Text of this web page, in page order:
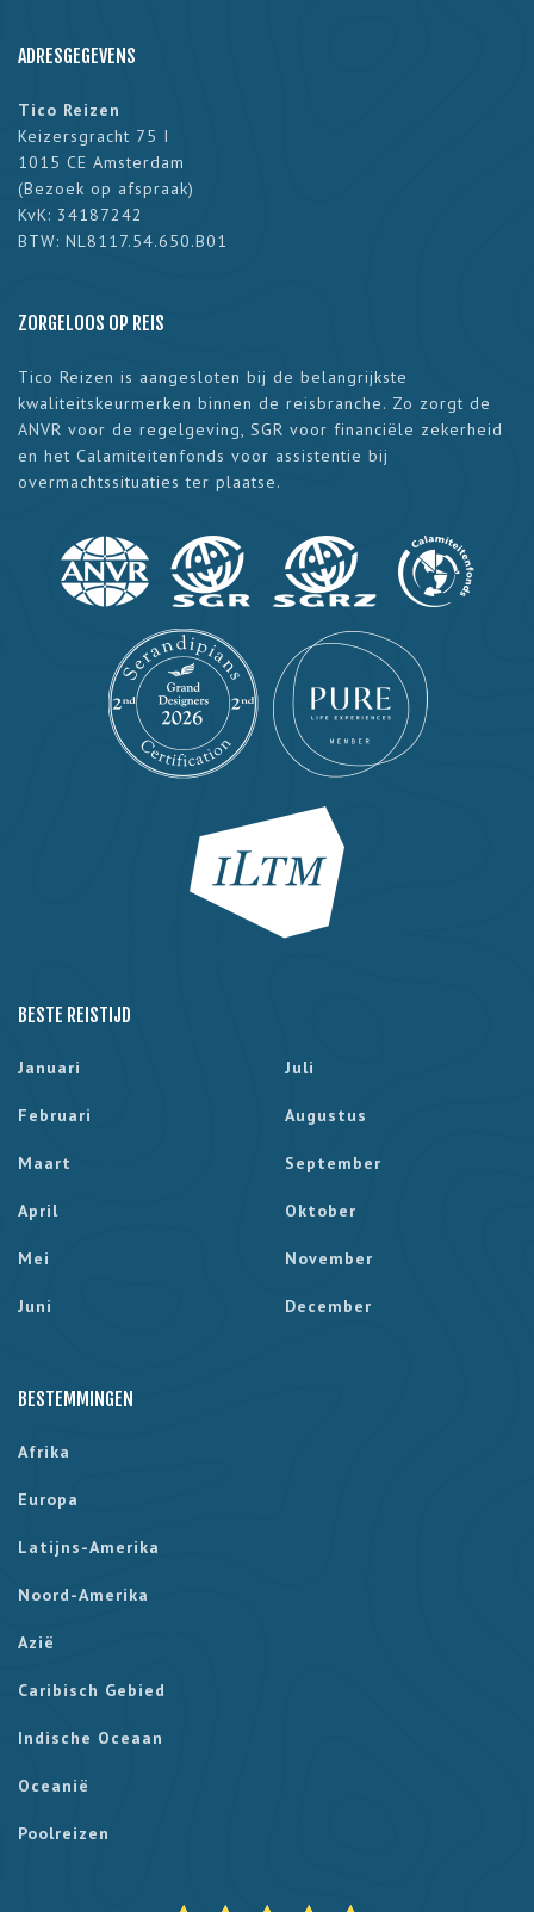
ADRESGEGEVENS
Tico Reizen
Keizersgracht 75 I
1015 CE Amsterdam
(Bezoek op afspraak)
KvK: 34187242
BTW: NL8117.54.650.B01
ZORGELOOS OP REIS
Tico Reizen is aangesloten bij de belangrijkste
kwaliteitskeurmerken binnen de reisbranche. Zo zorgt de
ANVR voor de regelgeving, SGR voor financiële zekerheid
en het Calamiteitenfonds voor assistentie bij
overmachtssituaties ter plaatse.
BESTE REISTIJD
Januari
Februari
Maart
April
Mei
Juni
Juli
Augustus
September
Oktober
November
December
BESTEMMINGEN
Afrika
Europa
Latijns-Amerika
Noord-Amerika
Azië
Caribisch Gebied
Indische Oceaan
Oceanië
Poolreizen